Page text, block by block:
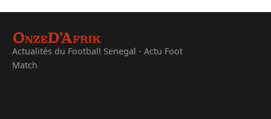
Actualités du Football Senegal - Actu Foot
Match